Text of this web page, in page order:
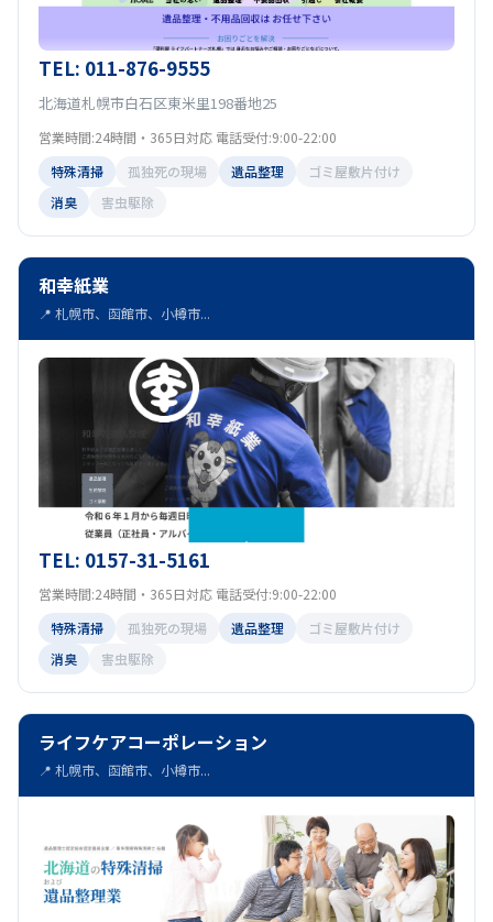
TEL: 011-876-9555
北海道札幌市白石区東米里198番地25
営業時間:24時間・365日対応 電話受付:9:00-22:00
特殊清掃
孤独死の現場 遺品整理
ゴミ屋敷片付け
消臭
害虫駆除
和幸紙業
📍 札幌市、函館市、小樽市...
TEL: 0157-31-5161
営業時間:24時間・365日対応 電話受付:9:00-22:00
特殊清掃
孤独死の現場 遺品整理
ゴミ屋敷片付け
消臭
害虫駆除
ライフケアコーポレーション
📍 札幌市、函館市、小樽市...